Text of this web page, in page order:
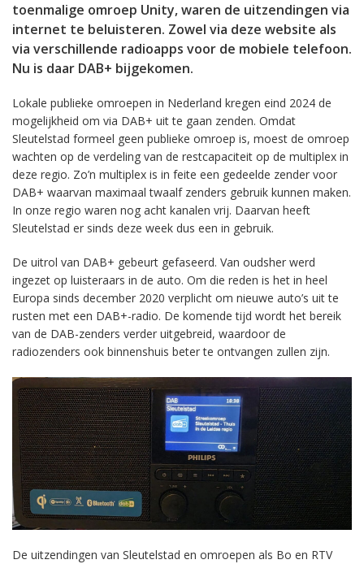
toenmalige omroep Unity, waren de uitzendingen via
internet te beluisteren. Zowel via deze website als
via verschillende radioapps voor de mobiele telefoon.
Nu is daar DAB+ bijgekomen.
Lokale publieke omroepen in Nederland kregen eind 2024 de
mogelijkheid om via DAB+ uit te gaan zenden. Omdat
Sleutelstad formeel geen publieke omroep is, moest de omroep
wachten op de verdeling van de restcapaciteit op de multiplex in
deze regio. Zo’n multiplex is in feite een gedeelde zender voor
DAB+ waarvan maximaal twaalf zenders gebruik kunnen maken.
In onze regio waren nog acht kanalen vrij. Daarvan heeft
Sleutelstad er sinds deze week dus een in gebruik.
De uitrol van DAB+ gebeurt gefaseerd. Van oudsher werd
ingezet op luisteraars in de auto. Om die reden is het in heel
Europa sinds december 2020 verplicht om nieuwe auto’s uit te
rusten met een DAB+-radio. De komende tijd wordt het bereik
van de DAB-zenders verder uitgebreid, waardoor de
radiozenders ook binnenshuis beter te ontvangen zullen zijn.
De uitzendingen van Sleutelstad en omroepen als Bo en RTV